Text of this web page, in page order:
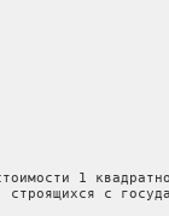
1
строящихся с